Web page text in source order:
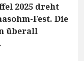
2025 dreht
Fest. Die
überall